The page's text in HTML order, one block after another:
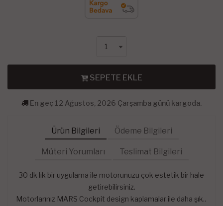
SEPETE EKLE
En geç 12 Ağustos, 2026 Çarşamba günü kargoda.
Ürün Bilgileri Ödeme Bilgileri
Müteri Yorumları Teslimat Bilgileri
30 dk lık bir uygulama ile motorunuzu çok estetik bir hale
getirebilirsiniz.
Motorlarınız MARS Cockpit design kaplamalar ile daha şık..